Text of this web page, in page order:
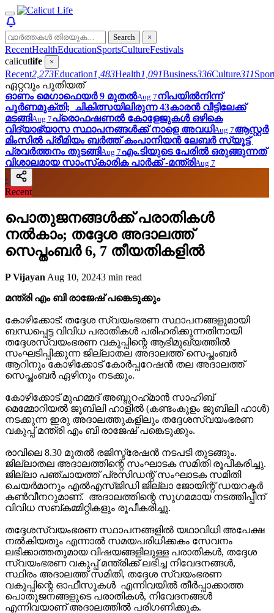
Search ×
RecentHealthEducationSportsCultureFestivals
calicutlife ×
Recent2,273Education1,483Health1,091Business336Culture311
ഏറ്റവും പുതിയത്
ഓണം മെഗാഫെയര്‍ 9 മുതൽAug 7നിപയില്‍നിന്ന്
പൂര്‍ണമുക്തി; ചികിത്സയിലിരുന്ന 43കാരന്‍ വീട്ടിലേക്ക്
മടങ്ങിAug 7പ്രൊഫഷണൽ കോളേജുകൾ ഒഴികെ
വിദ്യാഭ്യാസ സ്ഥാപനങ്ങൾക്ക് നാളെ അവധിAug 7ആസ്റ്റർ
മിംസിൽ പ്രീമിയം ബർത്ത് കംപാനിയൻ ലേബർ സ്യൂട്ട്
പ്രവർത്തനം തുടങ്ങിAug 7എം.ടിയുടെ പേരില്‍ ഒരുങ്ങുന്നത്
വിശാലമായ സാംസ്‌കാരിക പാര്‍ക്ക് -മന്ത്രിAug 7
‹
Recent
പൊതുജനങ്ങള്‍ക്ക് പരാതികള്‍
നൽകാം; തദ്ദേശ അദാലത്ത്
സെപ്തംബര്‍ 6, 7 തീയതികളിൽ
P Vijayan Aug 10, 20243 min read
മന്ത്രി എം ബി രാജേഷ് പങ്കെടുക്കും
കോഴിക്കോട്: തദ്ദേശ സ്വയംഭരണ സ്ഥാപനങ്ങളുമായി
ബന്ധപ്പെട്ട വിവിധ പരാതികള്‍ പരിഹരിക്കുന്നതിനായി
തദ്ദേശസ്വയംഭരണ വകുപ്പിന്റെ ആഭിമുഖ്യത്തില്‍
സംഘടിപ്പിക്കുന്ന ജില്ലാതല അദാലത്ത് സെപ്തംബര്‍
ആറിനും കോഴിക്കോട് കോർപ്പറേഷൻ തല അദാലത്ത്
സെപ്തംബര്‍ ഏഴിനും നടക്കും.
കോഴിക്കോട് മുഹമ്മദ് അബ്ദുറഹ്‌മാന്‍ സാഹിബ്
മെമ്മോറിയല്‍ ജൂബിലി ഹാളിൽ (കണ്ടംകുളം ജൂബിലി ഹാള്‍)
നടക്കുന്ന ഇരു അദാലത്തുകളിലും തദ്ദേശസ്വയംഭരണ
വകുപ്പ് മന്ത്രി എം ബി രാജേഷ് പങ്കെടുക്കും.
രാവിലെ 8.30 മുതൽ രജിസ്ട്രേഷൻ നടപടി തുടങ്ങും.
ജില്ലാതല അദാലത്തിന്റെ സംഘാടക സമിതി രൂപീകരിച്ചു.
ജില്ലാ പഞ്ചായത്ത് പ്രസിഡന്റ് സംഘാടക സമിതി
ചെയര്‍മാനും എൽഎസ്ജിഡി ജില്ലാ ജോയിന്റ് ഡയറക്ടര്‍
കണ്‍വീനറുമാണ്. അദാലത്തിന്റെ സുഗമമായ നടത്തിപ്പിന്
വിവിധ സബ്കമ്മിറ്റികളും രൂപീകരിച്ചു.
തദ്ദേശസ്വയംഭരണ സ്ഥാപനങ്ങളില്‍ യഥാവിധി അപേക്ഷ
നല്‍കിയതും എന്നാല്‍ സമയപരിധിക്കകം സേവനം
ലഭിക്കാത്തതുമായ വിഷയങ്ങളിലുള്ള പരാതികള്‍, തദ്ദേശ
സ്വയംഭരണ വകുപ്പ് മന്ത്രിക്ക് ലഭിച്ച നിവേദനങ്ങള്‍,
സ്ഥിരം അദാലത്ത് സമിതി, തദ്ദേശ സ്വയംഭരണ
വകുപ്പിന്റെ ഓഫീസുകള്‍ എന്നിവയില്‍ തീര്‍പ്പാക്കാത്ത
പൊതുജനങ്ങളുടെ പരാതികള്‍, നിവേദനങ്ങള്‍
എന്നിവയാണ് അദാലത്തില്‍ പരിഗണിക്കുക.